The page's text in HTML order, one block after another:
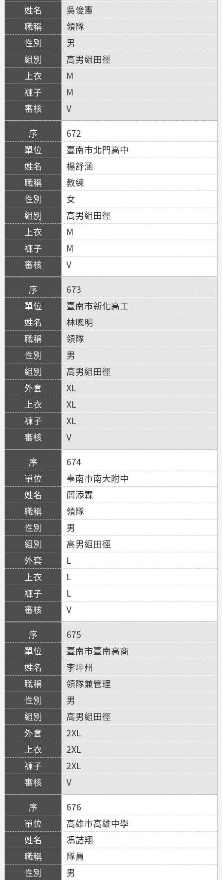
吳俊憲
領隊
男
高男組田徑
M
M
V
672
臺南市北門高中
楊舒涵
教練
女
高男組田徑
M
M
V
673
臺南市新化高工
林聰明
領隊
男
高男組田徑
XL
XL
XL
V
674
臺南市南大附中
簡添霖
領隊
男
高男組田徑
L
L
L
V
675
臺南市臺南高商
李坤州
領隊兼管理
男
高男組田徑
2XL
2XL
2XL
V
676
高雄市高雄中學
馮詰翔
隊員
男